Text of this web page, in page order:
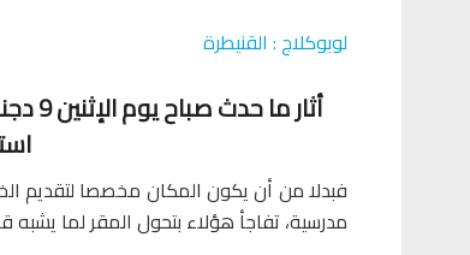
لوبوكلاج : القنيطرة
فبدلا من أن يكون المكان مخصصا لتقديم
مدرسية، تفاجأ هؤلاء بتحول المقر لما